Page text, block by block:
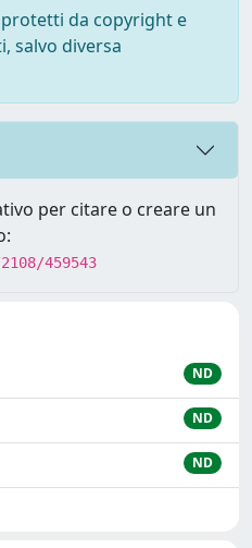
da copyright e
salvo diversa
per citare o creare un
459543
ND
ND
ND